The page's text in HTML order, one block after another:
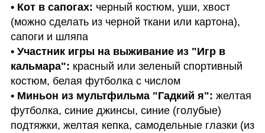
• Кот в сапогах: черный костюм, уши, хвост
(можно сделать из черной ткани или картона),
сапоги и шляпа
• Участник игры на выживание из "Игр в
кальмара": красный или зеленый спортивный
костюм, белая футболка с числом
• Миньон из мультфильма "Гадкий я": желтая
футболка, синие джинсы, синие (голубые)
подтяжки, желтая кепка, самодельные глазки (из